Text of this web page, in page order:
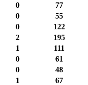
0
77
0
55
0
122
2
195
1
111
0
61
0
48
1
67